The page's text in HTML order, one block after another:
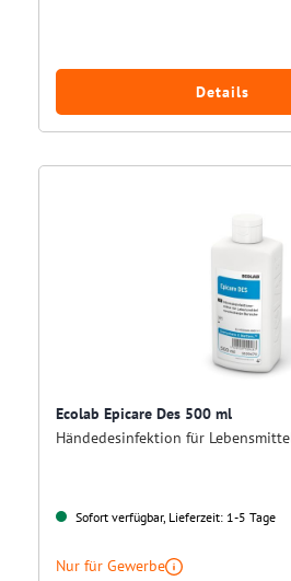
Details
Ecolab Epicare Des 500 ml
Sofort verfügbar, Lieferzeit: 1-5 Tage
Nur für Gewerbe